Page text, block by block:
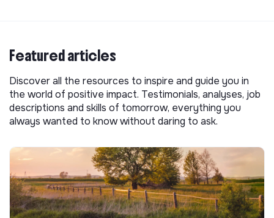
Featured articles
Discover all the resources to inspire and guide you in
the world of positive impact. Testimonials, analyses, job
descriptions and skills of tomorrow, everything you
always wanted to know without daring to ask.